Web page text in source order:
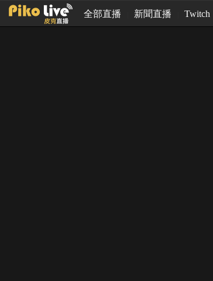
全部直播 新聞直播 Twitch